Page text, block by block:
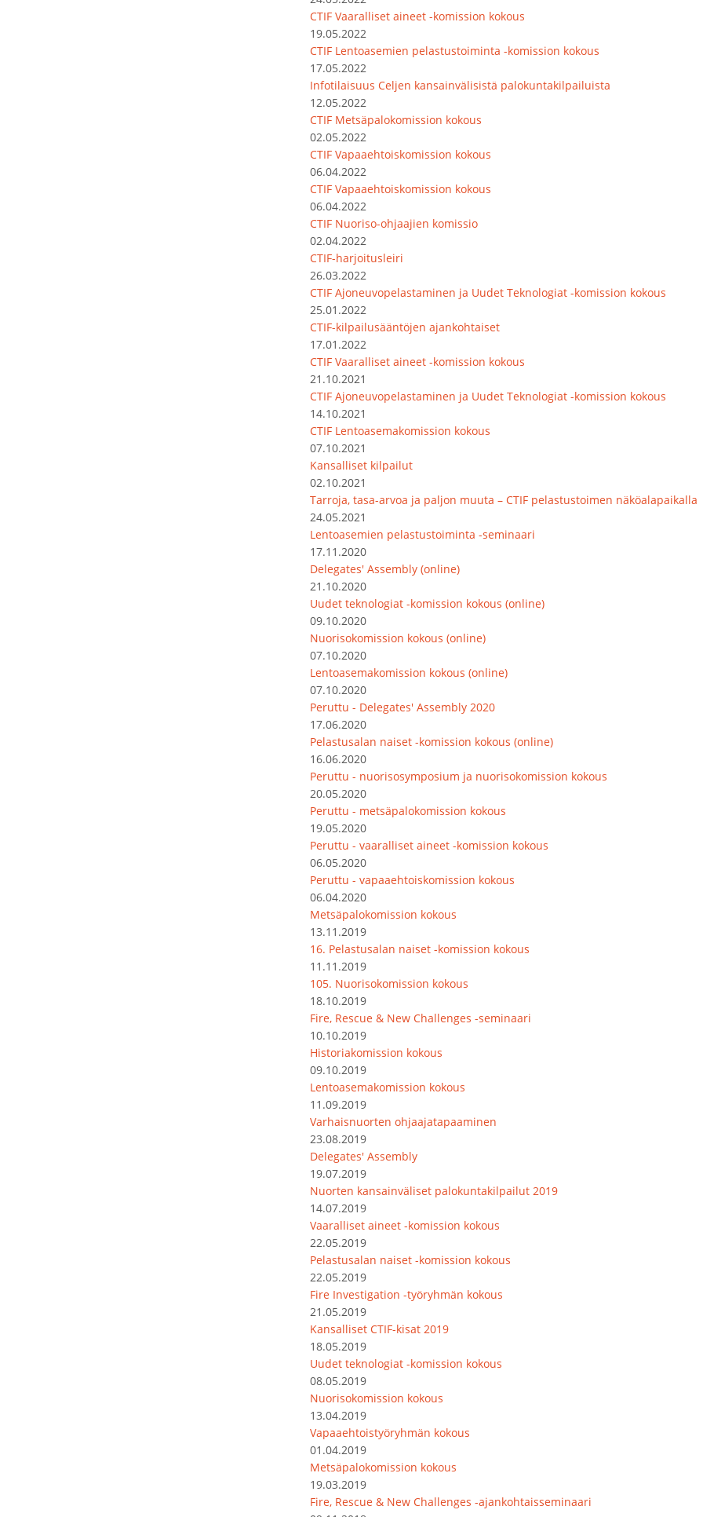
CTIF Vaaralliset aineet -komission kokous
19.05.2022
CTIF Lentoasemien pelastustoiminta -komission kokous
17.05.2022
Infotilaisuus Celjen kansainvälisistä palokuntakilpailuista
12.05.2022
CTIF Metsäpalokomission kokous
02.05.2022
CTIF Vapaaehtoiskomission kokous
06.04.2022
CTIF Vapaaehtoiskomission kokous
06.04.2022
CTIF Nuoriso-ohjaajien komissio
02.04.2022
CTIF-harjoitusleiri
26.03.2022
CTIF Ajoneuvopelastaminen ja Uudet Teknologiat -komission kokous
25.01.2022
CTIF-kilpailusääntöjen ajankohtaiset
17.01.2022
CTIF Vaaralliset aineet -komission kokous
21.10.2021
CTIF Ajoneuvopelastaminen ja Uudet Teknologiat -komission kokous
14.10.2021
CTIF Lentoasemakomission kokous
07.10.2021
Kansalliset kilpailut
02.10.2021
Tarroja, tasa-arvoa ja paljon muuta – CTIF pelastustoimen näköalapaikalla
24.05.2021
Lentoasemien pelastustoiminta -seminaari
17.11.2020
Delegates' Assembly (online)
21.10.2020
Uudet teknologiat -komission kokous (online)
09.10.2020
Nuorisokomission kokous (online)
07.10.2020
Lentoasemakomission kokous (online)
07.10.2020
Peruttu - Delegates' Assembly 2020
17.06.2020
Pelastusalan naiset -komission kokous (online)
16.06.2020
Peruttu - nuorisosymposium ja nuorisokomission kokous
20.05.2020
Peruttu - metsäpalokomission kokous
19.05.2020
Peruttu - vaaralliset aineet -komission kokous
06.05.2020
Peruttu - vapaaehtoiskomission kokous
06.04.2020
Metsäpalokomission kokous
13.11.2019
16. Pelastusalan naiset -komission kokous
11.11.2019
105. Nuorisokomission kokous
18.10.2019
Fire, Rescue & New Challenges -seminaari
10.10.2019
Historiakomission kokous
09.10.2019
Lentoasemakomission kokous
11.09.2019
Varhaisnuorten ohjaajatapaaminen
23.08.2019
Delegates' Assembly
19.07.2019
Nuorten kansainväliset palokuntakilpailut 2019
14.07.2019
Vaaralliset aineet -komission kokous
22.05.2019
Pelastusalan naiset -komission kokous
22.05.2019
Fire Investigation -työryhmän kokous
21.05.2019
Kansalliset CTIF-kisat 2019
18.05.2019
Uudet teknologiat -komission kokous
08.05.2019
Nuorisokomission kokous
13.04.2019
Vapaaehtoistyöryhmän kokous
01.04.2019
Metsäpalokomission kokous
19.03.2019
Fire, Rescue & New Challenges -ajankohtaisseminaari